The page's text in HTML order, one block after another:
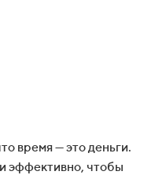
время — это деньги.
эффективно, чтобы